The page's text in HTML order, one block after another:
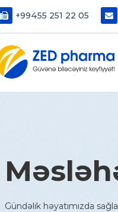
+99455 251 22 05
Gündəlik həyatımızda